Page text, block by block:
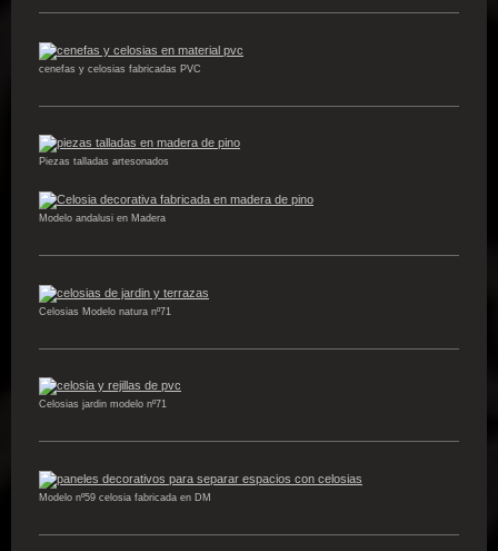
cenefas y celosias fabricadas PVC
Piezas talladas artesonados
Modelo andalusi en Madera
Celosias Modelo natura nº71
Celosias jardin modelo nº71
Modelo nº59 celosia fabricada en DM